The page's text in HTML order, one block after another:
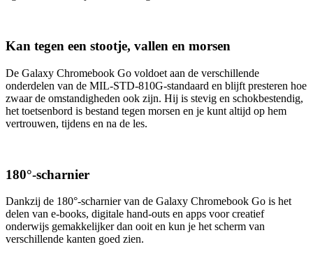
Kan tegen een stootje, vallen en morsen
De Galaxy Chromebook Go voldoet aan de verschillende
onderdelen van de MIL-STD-810G-standaard en blijft presteren hoe
zwaar de omstandigheden ook zijn. Hij is stevig en schokbestendig,
het toetsenbord is bestand tegen morsen en je kunt altijd op hem
vertrouwen, tijdens en na de les.
180°-scharnier
Dankzij de 180°-scharnier van de Galaxy Chromebook Go is het
delen van e-books, digitale hand-outs en apps voor creatief
onderwijs gemakkelijker dan ooit en kun je het scherm van
verschillende kanten goed zien.